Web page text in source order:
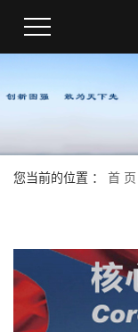
您当前的位置 ： 首 页